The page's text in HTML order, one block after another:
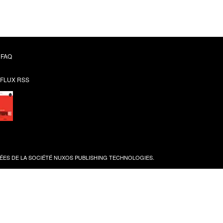
FAQ
FLUX RSS
DE LA SOCIÉTÉNUXOS PUBLISHING TECHNOLOGIES.